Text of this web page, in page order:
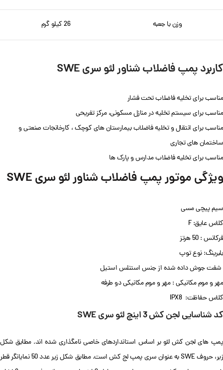
وزن با جعبه 26 کیلو گرم
کاربرد پمپ فاضلاب شناورلئو سری SWE
مناسب برای تخلیه فاضلاب تحت فشار
مناسب برای سیستم تخلیه در منازل مسکونی، مرکز تفریحی
مناسب برای انتقال و تخلیه فاضلاب بیمارستان های کوچک ، کارخانجات صنعتی و
ساختمان های تجاری
مناسب برای تخلیه فاضلاب مدارس و پارک ها
ویژگی موتور پمپ فاضلاب شناورلئو سری SWE
سیم پیچی مسی
کلاس عایق: F
فرکانس : 50 هرتز
بلبرینگ: نوع توپ
شفت جوش داده شده از جنس استنلس استیل
مهر و موم مکانیکی : مهر و موم مکانیکی دو طرفه
کلاس حفاظت: IPX8
کد شناسایی لجن کش 3 اینچ لئو سریSWE
پمپ های لجن کش لئو بر اساس استانداردهای خاصی نامگذاری شده اند. مطابق شکل
زیر، حروف SWE به عنوان سری پمپ لج کش است. مطابق شکل زیر عدد 50 نمایانگر قطر